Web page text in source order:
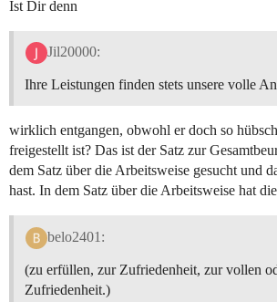
Ist Dir denn
Jil20000:
Ihre Leistungen finden stets unsere volle
wirklich entgangen, obwohl er doch so
freigestellt ist? Das ist der Satz zur
dem Satz über die Arbeitsweise gesucht und
hast. In dem Satz über die Arbeitsweise hat
belo2401:
(zu erfüllen, zur Zufriedenheit, zur vollen
Zufriedenheit.)